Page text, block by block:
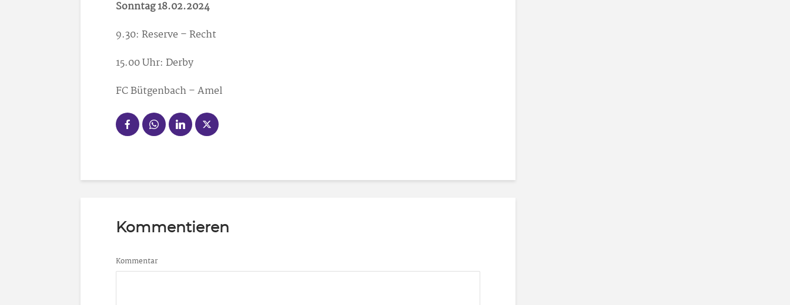
Sonntag 18.02.2024
9.30: Reserve – Recht
15.00 Uhr: Derby
FC Bütgenbach – Amel
Kommentieren
Kommentar